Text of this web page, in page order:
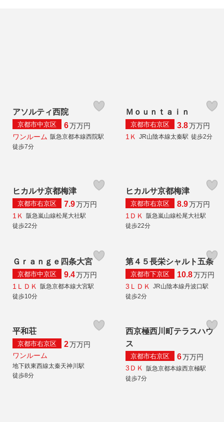
アソルティ西院
京都市中京区 6万万円
ワンルーム 阪急京都本線西院駅
徒歩7分
Ｍｏｕｎｔａｉｎ
京都市右京区 3.8万万円
1Ｋ
JR山陰本線太秦駅 徒歩2分
ヒカルサ京都梅津
京都市右京区 7.9万万円
1Ｋ
阪急嵐山線松尾大社駅
徒歩22分
ヒカルサ京都梅津
京都市右京区 8.9万万円
1ＤＫ
阪急嵐山線松尾大社駅
徒歩22分
Ｇｒａｎｇｅ四条大宮
京都市中京区 9.4万万円
1ＬＤＫ
阪急京都本線大宮駅
徒歩10分
第４５長栄シャルト五条
京都市下京区 10.8万万円
3ＬＤＫ
JR山陰本線丹波口駅
徒歩2分
平和荘
京都市右京区 2万万円
ワンルーム
地下鉄東西線太秦天神川駅
徒歩8分
西京極西川町テラスハウ
ス
京都市右京区 6万万円
3ＤＫ 阪急京都本線西京極駅
徒歩7分